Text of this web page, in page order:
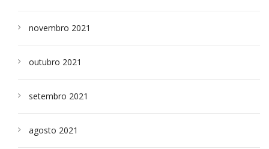
novembro 2021
outubro 2021
setembro 2021
agosto 2021